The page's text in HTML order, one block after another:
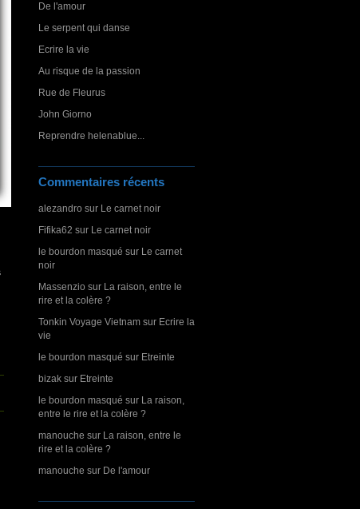
De l'amour
Le serpent qui danse
Ecrire la vie
Au risque de la passion
Rue de Fleurus
John Giorno
Reprendre helenablue...
Commentaires récents
alezandro sur Le carnet noir
Fifika62 sur Le carnet noir
le bourdon masqué sur Le carnet
noir
Massenzio sur La raison, entre le
rire et la colère ?
Tonkin Voyage Vietnam sur Ecrire la
vie
le bourdon masqué sur Etreinte
bizak sur Etreinte
le bourdon masqué sur La raison,
entre le rire et la colère ?
manouche sur La raison, entre le
rire et la colère ?
manouche sur De l'amour